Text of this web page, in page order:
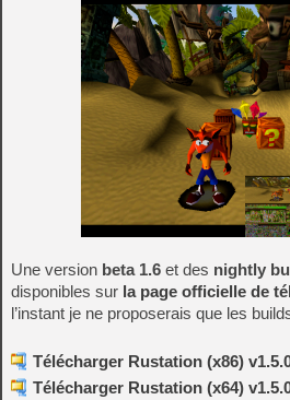
Une version beta 1.6 et des nightly
disponibles sur la page officielle de
l’instant je ne proposerais que les
Télécharger Rustation (x86)
Télécharger Rustation (x64)